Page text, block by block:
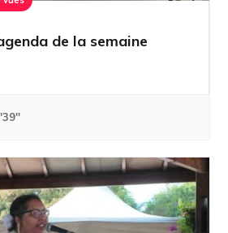
de la semaine